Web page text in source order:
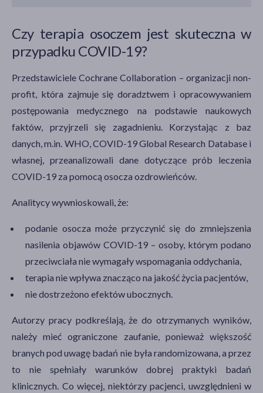
Czy terapia osoczem jest skuteczna w
przypadku COVID-19?
Przedstawiciele Cochrane Collaboration – organizacji non-
profit, która zajmuje się doradztwem i opracowywaniem
postępowania medycznego na podstawie naukowych
faktów, przyjrzeli się zagadnieniu. Korzystając z baz
danych, m.in. WHO, COVID-19 Global Research Database i
własnej, przeanalizowali dane dotyczące prób leczenia
COVID-19 za pomocą osocza ozdrowieńców.
Analitycy wywnioskowali, że:
podanie osocza może przyczynić się do zmniejszenia
nasilenia objawów COVID-19 – osoby, którym podano
przeciwciała nie wymagały wspomagania oddychania,
terapia nie wpływa znacząco na jakość życia pacjentów,
nie dostrzeżono efektów ubocznych.
Autorzy pracy podkreślają, że do otrzymanych wyników,
należy mieć ograniczone zaufanie, ponieważ większość
branych pod uwagę badań nie była randomizowana, a przez
to nie spełniały warunków dobrej praktyki badań
klinicznych. Co więcej, niektórzy pacjenci, uwzględnieni w